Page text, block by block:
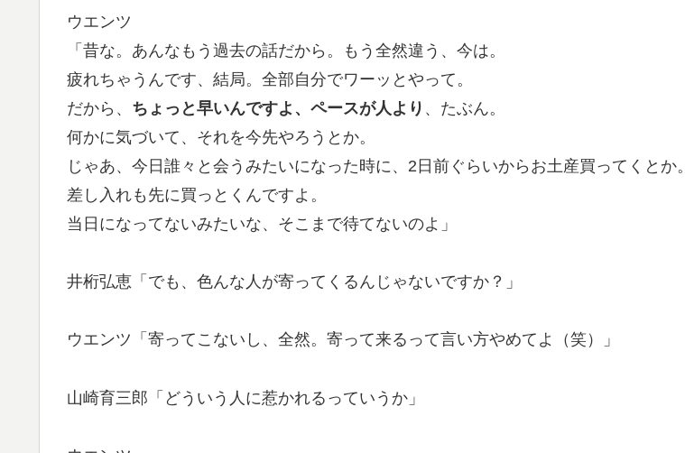
ウエンツ
「昔な。あんなもう過去の話だから。もう全然違う、今は。
疲れちゃうんです、結局。全部自分でワーッとやって。
だから、 ちょっと早いんですよ、ペースが人より 、たぶん。
何かに気づいて、それを今先やろうとか。
じゃあ、今日誰々と会うみたいになった時に、2日前ぐらいからお土産買ってくとか。
差し入れも先に買っとくんですよ。
当日になってないみたいな、そこまで待てないのよ」
井桁弘恵「でも、色んな人が寄ってくるんじゃないですか？」
ウエンツ「寄ってこないし、全然。寄って来るって言い方やめてよ（笑）」
山崎育三郎「どういう人に惹かれるっていうか」